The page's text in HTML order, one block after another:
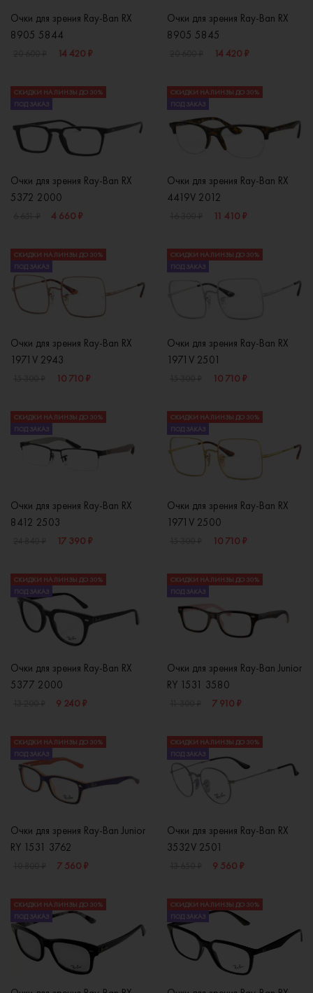
Очки для зрения Ray-Ban RX
8905 5844
14 420 ₽
Очки для зрения Ray-Ban RX
8905 5845
14 420 ₽
СКИДКИ НА ЛИНЗЫ ДО 30%
ПОД ЗАКАЗ
Очки для зрения Ray-Ban RX
5372 2000
4 660 ₽
СКИДКИ НА ЛИНЗЫ ДО 30%
ПОД ЗАКАЗ
Очки для зрения Ray-Ban RX
4419V 2012
11 410 ₽
СКИДКИ НА ЛИНЗЫ ДО 30%
ПОД ЗАКАЗ
Очки для зрения Ray-Ban RX
1971V 2943
10 710 ₽
СКИДКИ НА ЛИНЗЫ ДО 30%
ПОД ЗАКАЗ
Очки для зрения Ray-Ban RX
1971V 2501
10 710 ₽
СКИДКИ НА ЛИНЗЫ ДО 30%
ПОД ЗАКАЗ
Очки для зрения Ray-Ban RX
8412 2503
17 390 ₽
СКИДКИ НА ЛИНЗЫ ДО 30%
ПОД ЗАКАЗ
Очки для зрения Ray-Ban RX
1971V 2500
10 710 ₽
СКИДКИ НА ЛИНЗЫ ДО 30%
ПОД ЗАКАЗ
Очки для зрения Ray-Ban RX
5377 2000
9 240 ₽
СКИДКИ НА ЛИНЗЫ ДО 30%
ПОД ЗАКАЗ
Очки для зрения Ray-Ban Junior
RY 1531 3580
7 910 ₽
СКИДКИ НА ЛИНЗЫ ДО 30%
ПОД ЗАКАЗ
Очки для зрения Ray-Ban Junior
RY 1531 3762
7 560 ₽
СКИДКИ НА ЛИНЗЫ ДО 30%
ПОД ЗАКАЗ
Очки для зрения Ray-Ban RX
3532V 2501
9 560 ₽
СКИДКИ НА ЛИНЗЫ ДО 30%
ПОД ЗАКАЗ
СКИДКИ НА ЛИНЗЫ ДО 30%
ПОД ЗАКАЗ